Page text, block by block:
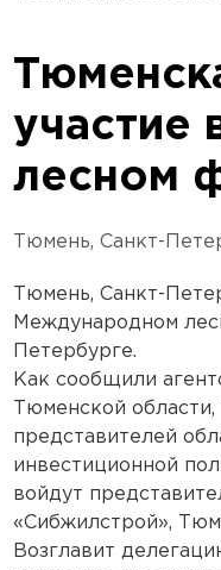
участие
лесном
Тюмень, Санкт-
Тюмень, Санкт-
Международном
Петербурге.
Как сообщили
Тюменской
представителей
инвестиционной
войдут
«Сибжилстрой»,
Возглавит